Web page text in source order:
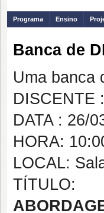
Programa Ensino
Banca de
Uma banca
DISCENTE
DATA : 26/
HORA:
LOCAL:
TÍTULO: